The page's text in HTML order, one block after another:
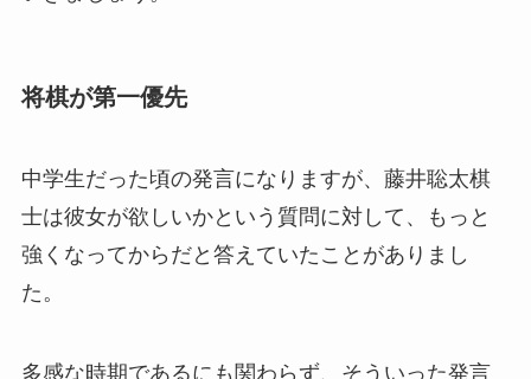
将棋が第一優先
中学生だった頃の発言になりますが、藤井聡太棋
士は彼女が欲しいかという質問に対して、もっと
強くなってからだと答えていたことがありまし
た。
多感な時期であるにも関わらず、そういった発言